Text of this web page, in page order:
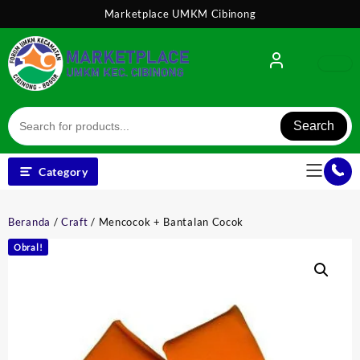
content
Marketplace UMKM Cibinong
Search
Category
Beranda /Craft / Mencocok + Bantalan Cocok
Obral!